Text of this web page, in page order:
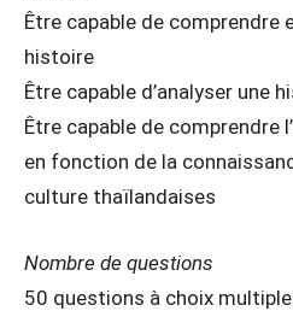
Être capable de comprendre
histoire
Être capable d’analyser une
Être capable de comprendre
en fonction de la
culture thaïlandaises
Nombre de questions
50 questions à choix